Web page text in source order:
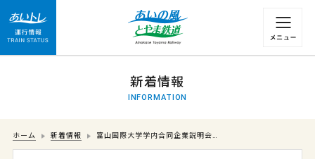
運行情報 列車の遅れ情報等についてはこちら
新着情報
INFORMATION
ホーム 新着情報 富山国際大学学内合同企業説明会…